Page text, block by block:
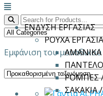
Μενού
ΕΝΔΥΣΗ ΕΡΓΑΣΙΑΣ
ΡΟΥΧΑ
ΡΟΜΠΕΣ
ΣΑΚΑΚΙΑ
Εμφάνιση του